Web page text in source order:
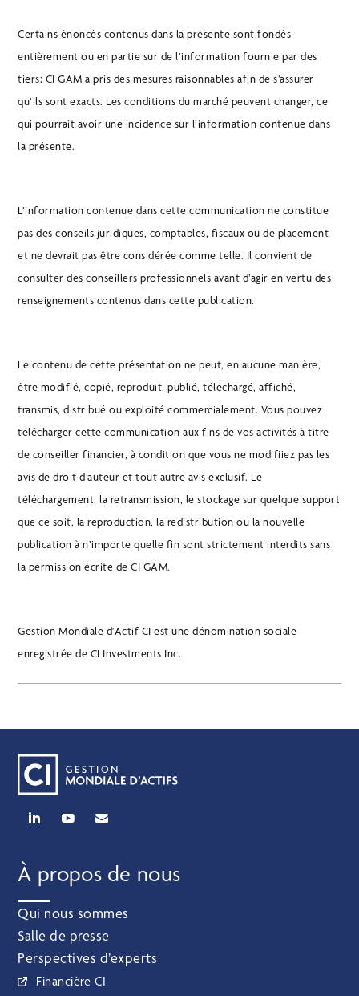
Certains énoncés contenus dans la présente sont fondés
entièrement ou en partie sur de l’information fournie par des
tiers; CI GAM a pris des mesures raisonnables afin de s’assurer
qu’ils sont exacts. Les conditions du marché peuvent changer, ce
qui pourrait avoir une incidence sur l’information contenue dans
la présente.
L’information contenue dans cette communication ne constitue
pas des conseils juridiques, comptables, fiscaux ou de placement
et ne devrait pas être considérée comme telle. Il convient de
consulter des conseillers professionnels avant d’agir en vertu des
renseignements contenus dans cette publication.
Le contenu de cette présentation ne peut, en aucune manière,
être modifié, copié, reproduit, publié, téléchargé, affiché,
transmis, distribué ou exploité commercialement. Vous pouvez
télécharger cette communication aux fins de vos activités à titre
de conseiller financier, à condition que vous ne modifiiez pas les
avis de droit d’auteur et tout autre avis exclusif. Le
téléchargement, la retransmission, le stockage sur quelque support
que ce soit, la reproduction, la redistribution ou la nouvelle
publication à n’importe quelle fin sont strictement interdits sans
la permission écrite de CI GAM.
Gestion Mondiale d'Actif CI est une dénomination sociale
enregistrée de CI Investments Inc.
À propos de nous
Qui nous sommes
Salle de presse
Perspectives d’experts
Financière CI